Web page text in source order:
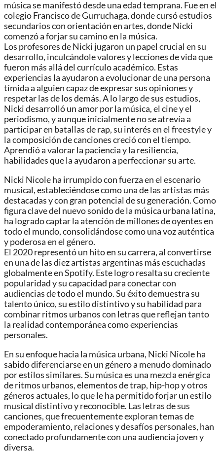
música se manifestó desde una edad temprana. Fue en el
colegio Francisco de Gurruchaga, donde cursó estudios
secundarios con orientación en artes, donde Nicki
comenzó a forjar su camino en la música.
Los profesores de Nicki jugaron un papel crucial en su
desarrollo, inculcándole valores y lecciones de vida que
fueron más allá del currículo académico. Estas
experiencias la ayudaron a evolucionar de una persona
tímida a alguien capaz de expresar sus opiniones y
respetar las de los demás. A lo largo de sus estudios,
Nicki desarrolló un amor por la música, el cine y el
periodismo, y aunque inicialmente no se atrevía a
participar en batallas de rap, su interés en el freestyle y
la composición de canciones creció con el tiempo.
Aprendió a valorar la paciencia y la resiliencia,
habilidades que la ayudaron a perfeccionar su arte.
Nicki Nicole ha irrumpido con fuerza en el escenario
musical, estableciéndose como una de las artistas más
destacadas y con gran potencial de su generación. Como
figura clave del nuevo sonido de la música urbana latina,
ha logrado captar la atención de millones de oyentes en
todo el mundo, consolidándose como una voz auténtica
y poderosa en el género.
El 2020 representó un hito en su carrera, al convertirse
en una de las diez artistas argentinas más escuchadas
globalmente en Spotify. Este logro resalta su creciente
popularidad y su capacidad para conectar con
audiencias de todo el mundo. Su éxito demuestra su
talento único, su estilo distintivo y su habilidad para
combinar ritmos urbanos con letras que reflejan tanto
la realidad contemporánea como experiencias
personales.
En su enfoque hacia la música urbana, Nicki Nicole ha
sabido diferenciarse en un género a menudo dominado
por estilos similares. Su música es una mezcla enérgica
de ritmos urbanos, elementos de trap, hip-hop y otros
géneros actuales, lo que le ha permitido forjar un estilo
musical distintivo y reconocible. Las letras de sus
canciones, que frecuentemente exploran temas de
empoderamiento, relaciones y desafíos personales, han
conectado profundamente con una audiencia joven y
diversa.